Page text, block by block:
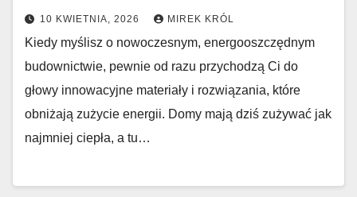
10 KWIETNIA, 2026 MIREK KRÓL
Kiedy myślisz o nowoczesnym, energooszczędnym
budownictwie, pewnie od razu przychodzą Ci do
głowy innowacyjne materiały i rozwiązania, które
obniżają zużycie energii. Domy mają dziś zużywać jak
najmniej ciepła, a tu…